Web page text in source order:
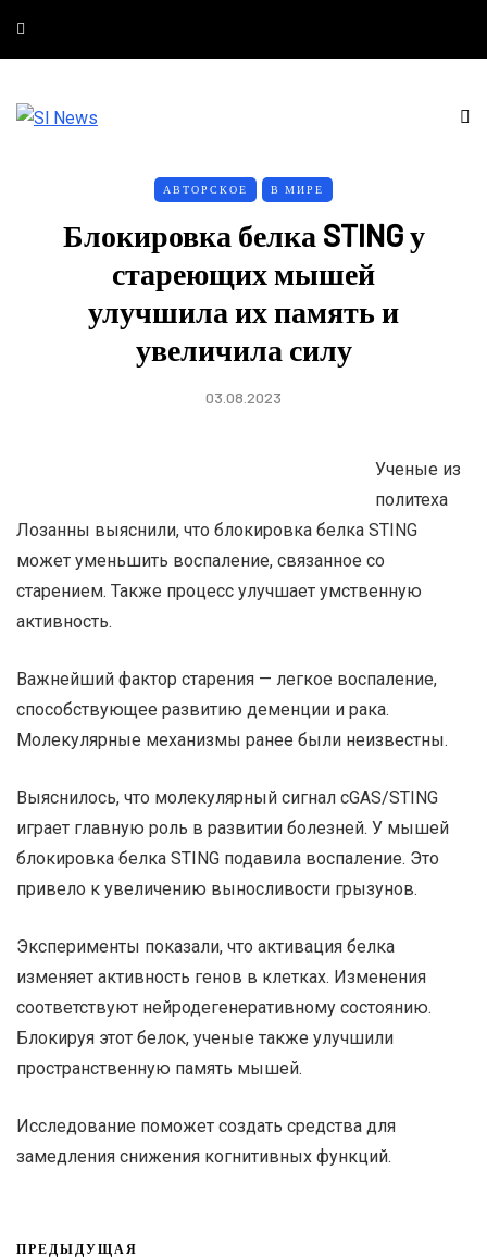
АВТОРСКОЕ В МИРЕ
Блокировка белка STING у
стареющих мышей
улучшила их память и
увеличила силу
03.08.2023
Ученые из
политеха
Лозанны выяснили, что блокировка белка STING
может уменьшить воспаление, связанное со
старением. Также процесс улучшает умственную
активность.
Важнейший фактор старения — легкое воспаление,
способствующее развитию деменции и рака.
Молекулярные механизмы ранее были неизвестны.
Выяснилось, что молекулярный сигнал cGAS/STING
играет главную роль в развитии болезней. У мышей
блокировка белка STING подавила воспаление. Это
привело к увеличению выносливости грызунов.
Эксперименты показали, что активация белка
изменяет активность генов в клетках. Изменения
соответствуют нейродегенеративному состоянию.
Блокируя этот белок, ученые также улучшили
пространственную память мышей.
Исследование поможет создать средства для
замедления снижения когнитивных функций.
ПРЕДЫДУЩАЯ